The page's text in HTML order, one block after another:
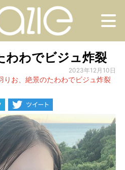
わわでビジュ炸裂
2023年12月10日
りお、絶景のたわわでビジュ炸裂